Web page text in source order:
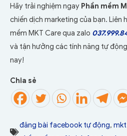
Hãy trải nghiệm ngay Phần mềm
chiến dịch marketing của bạn. Liên
mềm MKT Care qua zalo
và tận hưởng các tính năng tự
nay!
Chia sẻ
đăng bài facebook tự động,